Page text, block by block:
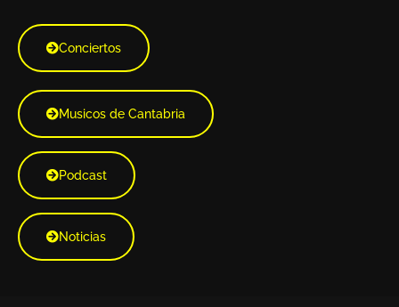
Conciertos
Musicos de Cantabria
Podcast
Noticias